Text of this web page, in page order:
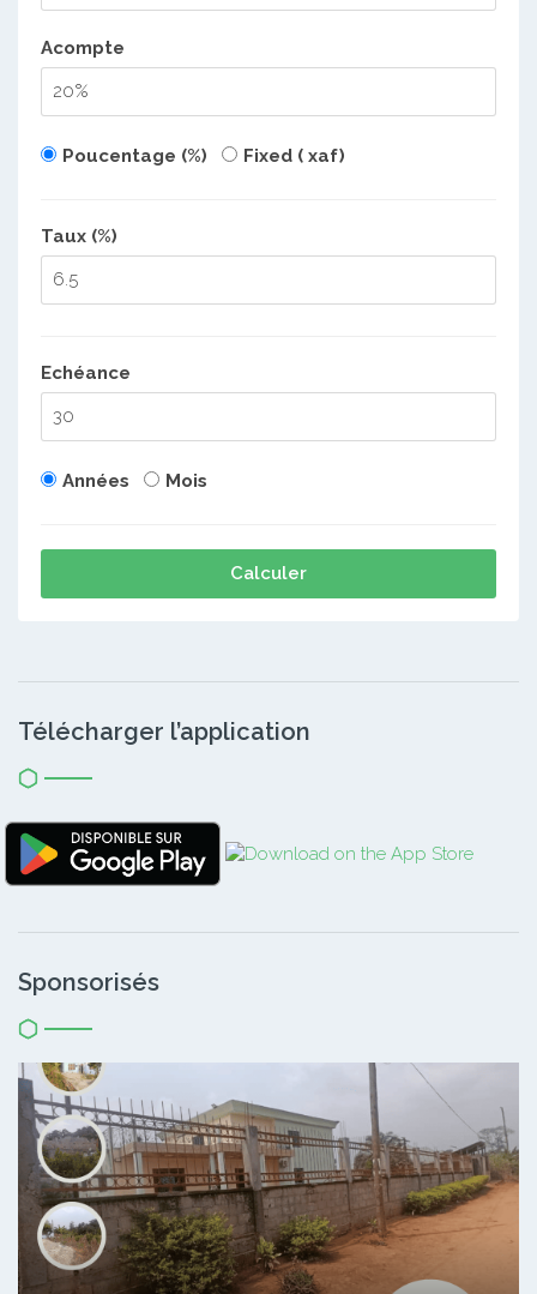
Acompte
Poucentage (%) Fixed ( xaf)
Taux (%)
Echéance
Années Mois
Calculer
Télécharger l’application
Sponsorisés